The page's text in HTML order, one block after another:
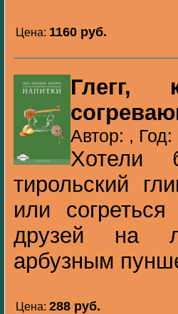
Цена: 1160 pуб.
Глегг,
Автор: , Год:
Хотели
тирольский
или
друзей на
арбузным
Цена: 288 pуб.